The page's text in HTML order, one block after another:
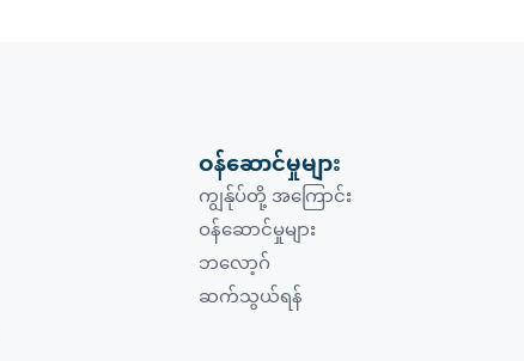
ဝန်ဆောင်မှုများ
ကျွန်ုပ်တို့ အကြောင်း
ဝန်ဆောင်မှုများ
ဘလော့ဂ်
ဆက်သွယ်ရန်